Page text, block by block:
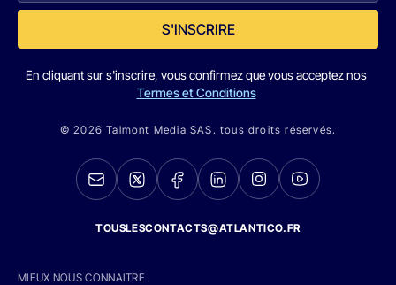
S'INSCRIRE
En cliquant sur s'inscrire, vous confirmez que vous acceptez nos
Termes et Conditions
© 2026 Talmont Media SAS. tous droits réservés.
TOUSLESCONTACTS@ATLANTICO.FR
MIEUX NOUS CONNAITRE